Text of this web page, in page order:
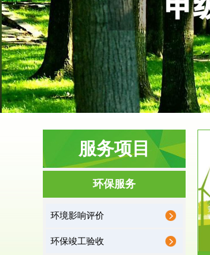
服务项目
环保服务
环境影响评价
环保竣工验收
服务范围
环境影响评价
据《中华人民共和国环境保护法》第十九条 编制
有关开发利用规划，建...